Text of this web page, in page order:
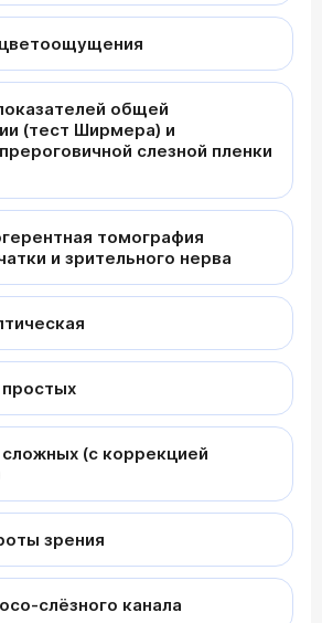
общей
(тест Ширмера) и
слезной пленки
томография
и зрительного нерва
(с коррекцией
зрения
слёзного канала